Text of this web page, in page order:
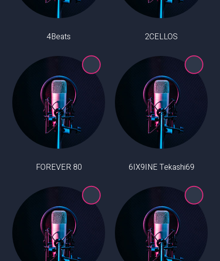
2CELLOS
4Beats
6IX9INE Tekashi69
80 FOREVER